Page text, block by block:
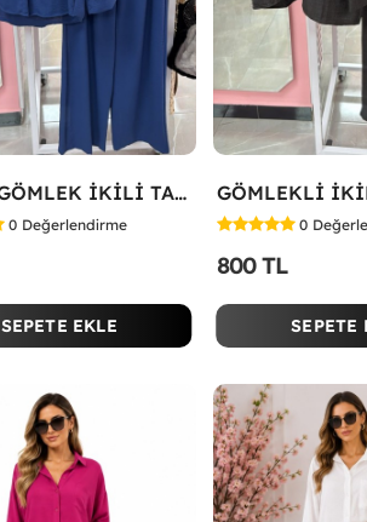
TARZA GÖMLEK İKİLİ TAKIM Lacivert
0 Değerlendirme
SEPETE EKLE
0
800 TL
SEPETE